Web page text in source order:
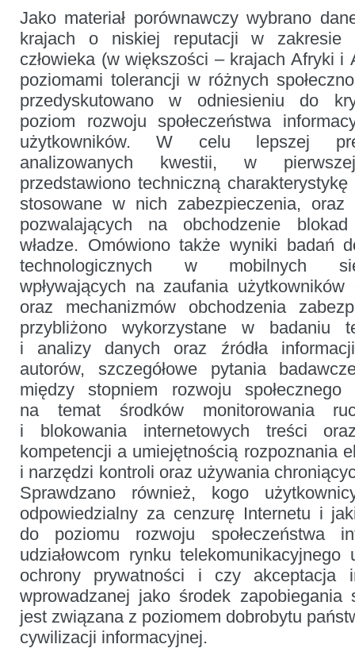
Jako materiał porównawczy wybrano
krajach o niskiej reputacji w zakresie
człowieka (w większości – krajach Afryki i
poziomami tolerancji w różnych
przedyskutowano w odniesieniu do
poziom rozwoju społeczeństwa
użytkowników. W celu lepszej
analizowanych kwestii, w
przedstawiono techniczną
stosowane w nich zabezpieczenia, oraz
pozwalających na obchodzenie blokad
władze. Omówiono także wyniki badań
technologicznych w mobilnych
wpływających na zaufania użytkowników
oraz mechanizmów obchodzenia
przybliżono wykorzystane w badaniu
i analizy danych oraz źródła
autorów, szczegółowe pytania
między stopniem rozwoju
na temat środków monitorowania
i blokowania internetowych treści
kompetencji a umiejętnością rozpoznania
i narzędzi kontroli oraz używania
Sprawdzano również, kogo
odpowiedzialny za cenzurę Internetu i
do poziomu rozwoju społeczeństwa
udziałowcom rynku
ochrony prywatności i czy akceptacja
wprowadzanej jako środek zapobiegania
jest związana z poziomem dobrobytu
cywilizacji informacyjnej.